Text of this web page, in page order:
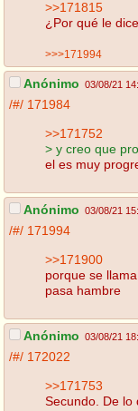
>>171815
¿Por qué le
>>>171994
Anónimo 03/08/21
/#/ 171984
>>171752
> y creo que
el es muy
Anónimo 03/08/21
/#/ 171994
>>171900
porque se
pasa hambre
Anónimo 03/08/21
/#/ 172022
>>171753
Secundo. De lo